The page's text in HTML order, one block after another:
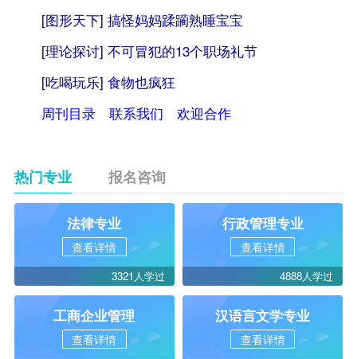
[图形天下] 搞怪妈妈蹂躏熟睡宝宝
[理论探讨] 不可冒犯的13个职场礼节
[吃喝玩乐] 食物也疯狂
周刊目录
联系我们 欢迎合作
热门专业 报名咨询
法律专业
查看详情
3321人学过
行政管理专业
查看详情
4888人学过
工商企业管理
查看详情
汉语言文学专业
查看详情